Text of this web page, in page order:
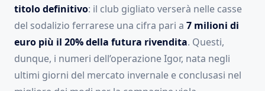
titolo definitivo: il club gigliato verserà nelle casse
del sodalizio ferrarese una cifra pari a 7 milioni di
euro più il 20% della futura rivendita. Questi,
dunque, i numeri dell’operazione Igor, nata negli
ultimi giorni del mercato invernale e conclusasi nel